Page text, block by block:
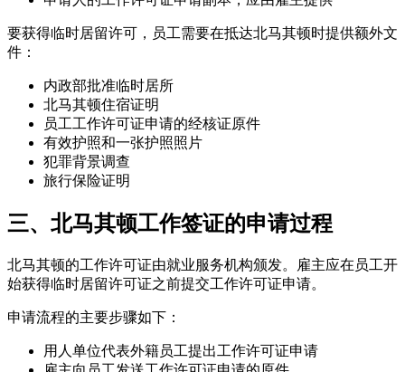
要获得临时居留许可，员工需要在抵达北马其顿时提供额外文
件：
内政部批准临时居所
北马其顿住宿证明
员工工作许可证申请的经核证原件
有效护照和一张护照照片
犯罪背景调查
旅行保险证明
三、北马其顿工作签证的申请过程
北马其顿的工作许可证由就业服务机构颁发。雇主应在员工开
始获得临时居留许可证之前提交工作许可证申请。
申请流程的主要步骤如下：
用人单位代表外籍员工提出工作许可证申请